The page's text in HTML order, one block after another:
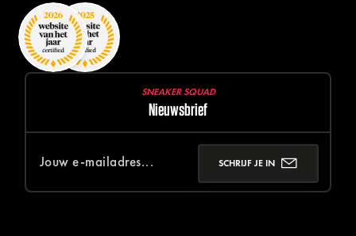
SNEAKER SQUAD
Nieuwsbrief
SCHRIJF JE IN